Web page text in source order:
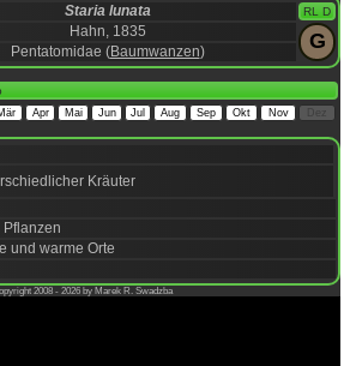
Staria lunata
RL D
Hahn, 1835 G
Pentatomidae (Baumwanzen)
Apr Mai Jun Jul Aug Sep Okt Nov Dez
Kräuter
und warme Orte
2008 - 2026 by Marek R. Swadzba